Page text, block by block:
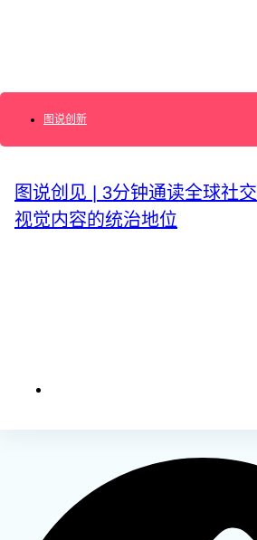
培养创新能力
创作者中心
图说创新
图说创见 | 3分钟通读全球社
视觉内容的统治地位